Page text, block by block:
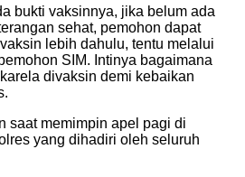
bukti vaksinnya, jika belum ada
sehat, pemohon dapat
lebih dahulu, tentu melalui
SIM. Intinya bagaimana
divaksin demi kebaikan
saat memimpin apel pagi di
yang dihadiri oleh seluruh